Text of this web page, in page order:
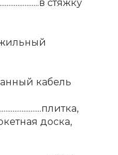
стяжку
кабель
доска,